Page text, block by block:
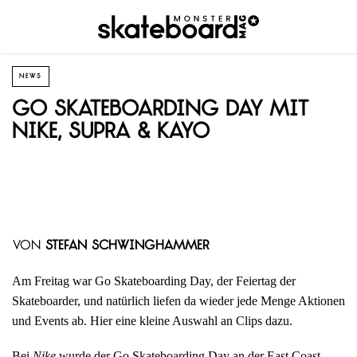
NEWS
Go Skateboarding Day mit
Nike, Supra & Kayo
von Stefan Schwinghammer
Am Freitag war Go Skateboarding Day, der Feiertag der
Skateboarder, und natürlich liefen da wieder jede Menge Aktionen
und Events ab. Hier eine kleine Auswahl an Clips dazu.